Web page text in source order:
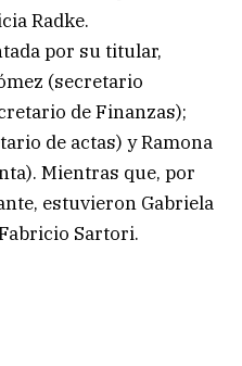
Radke.
por su titular,
(secretario
de Finanzas);
de actas) y Ramona
Mientras que, por
estuvieron Gabriela
Sartori.